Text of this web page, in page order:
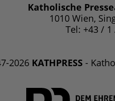
Katholische
1010 Wien,
Tel: +43 / 1
2026 KATHPRESS -